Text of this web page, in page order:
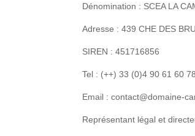
Dénomination : SCEA LA
Adresse : 439 CHE DES
SIREN : 451716856
Tel : (++) 33 (0)4 90 61 60 78
Email :contact@domaine-
Représentant légal et